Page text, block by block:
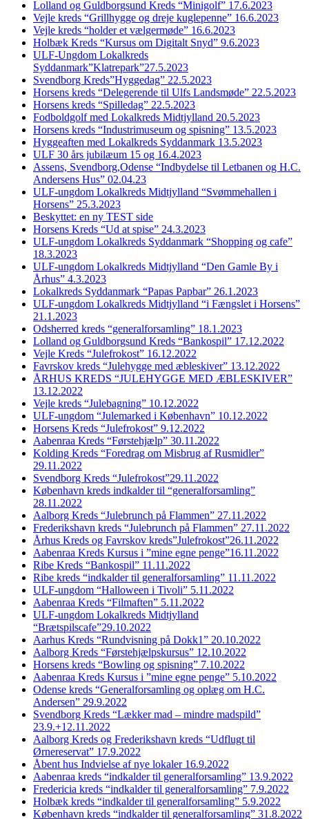
Lolland og Guldborgsund Kreds “Minigolf” 17.6.2023
Vejle kreds “Grillhygge og dreje kuglepenne” 16.6.2023
Vejle kreds “holder et vælgermøde” 16.6.2023
Holbæk Kreds “Kursus om Digitalt Snyd” 9.6.2023
ULF-Ungdom Lokalkreds
Syddanmark”Klatrepark”27.5.2023
Svendborg Kreds”Hyggedag” 22.5.2023
Horsens kreds “Delegerende til Ulfs Landsmøde” 22.5.2023
Horsens kreds “Spilledag” 22.5.2023
Fodboldgolf med Lokalkreds Midtjylland 20.5.2023
Horsens kreds “Industrimuseum og spisning” 13.5.2023
Hyggeaften med Lokalkreds Syddanmark 13.5.2023
ULF 30 års jubilæum 15 og 16.4.2023
Assens, Svendborg,Odense “Indbydelse til Letbanen og H.C.
Andersens Hus” 02.04.23
ULF-ungdom Lokalkreds Midtjylland “Svømmehallen i
Horsens” 25.3.2023
Beskyttet: en ny TEST side
Horsens Kreds “Ud at spise” 24.3.2023
ULF-ungdom Lokalkreds Syddanmark “Shopping og cafe”
18.3.2023
ULF-ungdom Lokalkreds Midtjylland “Den Gamle By i
Århus” 4.3.2023
Lokalkreds Syddanmark “Papas Papbar” 26.1.2023
ULF-ungdom Lokalkreds Midtjylland “i Fængslet i Horsens”
21.1.2023
Odsherred kreds “generalforsamling” 18.1.2023
Lolland og Guldborgsund Kreds “Bankospil” 17.12.2022
Vejle Kreds “Julefrokost” 16.12.2022
Favrskov kreds “Julehygge med æbleskiver” 13.12.2022
ÅRHUS KREDS “JULEHYGGE MED ÆBLESKIVER”
13.12.2022
Vejle kreds “Julebagning” 10.12.2022
ULF-ungdom “Julemarked i København” 10.12.2022
Horsens Kreds “Julefrokost” 9.12.2022
Aabenraa Kreds “Førstehjælp” 30.11.2022
Kolding Kreds “Foredrag om Misbrug af Rusmidler”
29.11.2022
Svendborg Kreds “Julefrokost”29.11.2022
København kreds indkalder til “generalforsamling”
28.11.2022
Aalborg Kreds “Julebrunch på Flammen” 27.11.2022
Frederikshavn kreds “Julebrunch på Flammen” 27.11.2022
Århus Kreds og Favrskov kreds”Julefrokost”26.11.2022
Aabenraa Kreds Kursus i ”mine egne penge”16.11.2022
Ribe Kreds “Bankospil” 11.11.2022
Ribe kreds “indkalder til generalforsamling” 11.11.2022
ULF-ungdom “Halloween i Tivoli” 5.11.2022
Aabenraa Kreds “Filmaften” 5.11.2022
ULF-ungdom Lokalkreds Midtjylland
“Brætspilscafe”29.10.2022
Aarhus Kreds “Rundvisning på Dokk1” 20.10.2022
Aalborg Kreds “Førstehjælpskursus” 12.10.2022
Horsens kreds “Bowling og spisning” 7.10.2022
Aabenraa Kreds Kursus i ”mine egne penge” 5.10.2022
Odense kreds “Generalforsamling og oplæg om H.C.
Andersen” 29.9.2022
Svendborg Kreds “Lækker mad – mindre madspild”
23.9.+12.11.2022
Aalborg Kreds og Frederikshavn kreds “Udflugt til
Ørnereservat” 17.9.2022
Åbent hus Indvielse af nye lokaler 16.9.2022
Aabenraa kreds “indkalder til generalforsamling” 13.9.2022
Fredericia kreds “indkalder til generalforsamling” 7.9.2022
Holbæk kreds “indkalder til generalforsamling” 5.9.2022
København kreds “indkalder til generalforsamling” 31.8.2022